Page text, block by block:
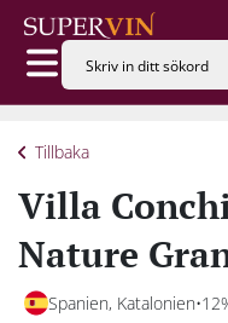
Tillbaka
Villa
Nature
Spanien, Katalonien